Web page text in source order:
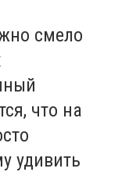
смело
что на
удивить